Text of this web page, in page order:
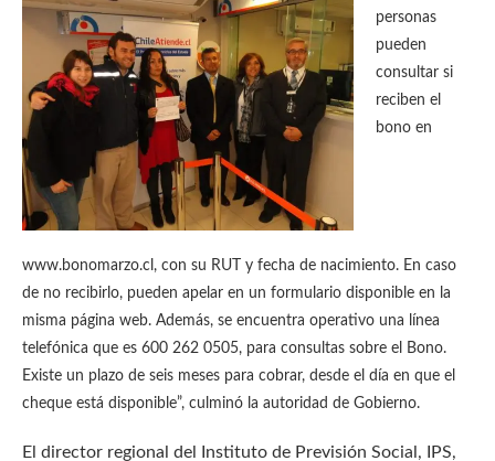
personas
pueden
consultar si
reciben el
bono en
www.bonomarzo.cl, con su RUT y fecha de nacimiento. En caso
de no recibirlo, pueden apelar en un formulario disponible en la
misma página web. Además, se encuentra operativo una línea
telefónica que es 600 262 0505, para consultas sobre el Bono.
Existe un plazo de seis meses para cobrar, desde el día en que el
cheque está disponible”, culminó la autoridad de Gobierno.
El director regional del Instituto de Previsión Social, IPS,